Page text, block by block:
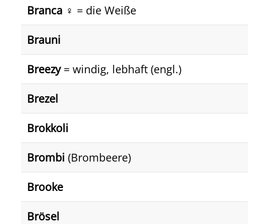
Branca ♀️ = die Weiße
Brauni
Breezy= windig, lebhaft (engl.)
Brezel
Brokkoli
Brombi (Brombeere)
Brooke
Brösel